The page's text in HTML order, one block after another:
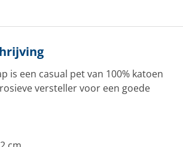
is een casual pet van 100% katoen
versteller voor een goede